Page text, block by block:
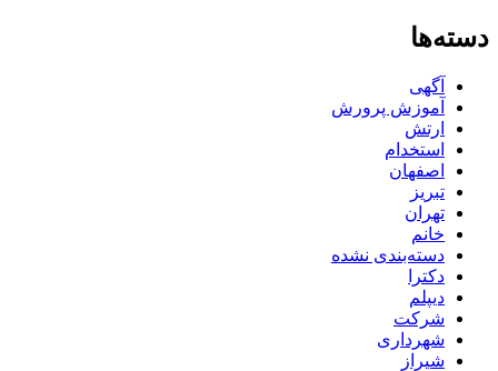
دسته‌ها
آگهی
آموزش پرورش
ارتش
استخدام
اصفهان
تبریز
تهران
خانم
دسته‌بندی نشده
دکترا
دیپلم
شرکت
شهرداری
شیراز